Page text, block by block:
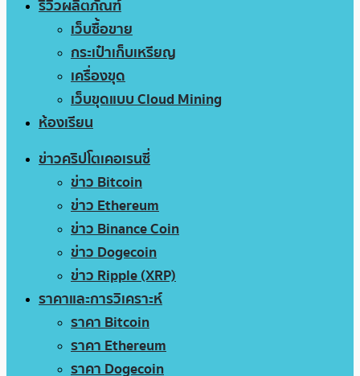
รีวิวผลิตภัณฑ์
เว็บซื้อขาย
กระเป๋าเก็บเหรียญ
เครื่องขุด
เว็บขุดแบบ Cloud Mining
ห้องเรียน
ข่าวคริปโตเคอเรนซี่
ข่าว Bitcoin
ข่าว Ethereum
ข่าว Binance Coin
ข่าว Dogecoin
ข่าว Ripple (XRP)
ราคาและการวิเคราะห์
ราคา Bitcoin
ราคา Ethereum
ราคา Dogecoin